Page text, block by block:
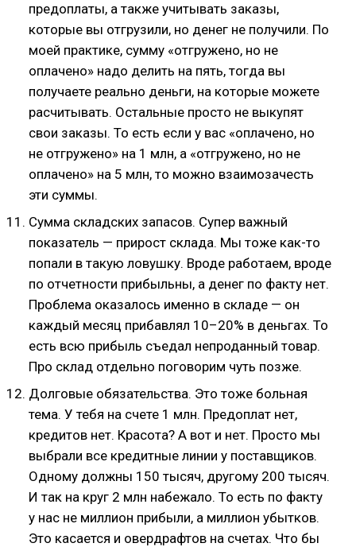
предоплаты, а также учитывать заказы,
которые вы отгрузили, но денег не получили. По
моей практике, сумму «отгружено, но не
оплачено» надо делить на пять, тогда вы
получаете реально деньги, на которые можете
расчитывать. Остальные просто не выкупят
свои заказы. То есть если у вас «оплачено, но
не отгружено» на 1 млн, а «отгружено, но не
оплачено» на 5 млн, то можно взаимозачесть
эти суммы.
Сумма складских запасов. Супер важный
показатель — прирост склада. Мы тоже как-то
попали в такую ловушку. Вроде работаем, вроде
по отчетности прибыльны, а денег по факту нет.
Проблема оказалось именно в складе — он
каждый месяц прибавлял 10–20% в деньгах. То
есть всю прибыль съедал непроданный товар.
Про склад отдельно поговорим чуть позже.
Долговые обязательства. Это тоже больная
тема. У тебя на счете 1 млн. Предоплат нет,
кредитов нет. Красота? А вот и нет. Просто мы
выбрали все кредитные линии у поставщиков.
Одному должны 150 тысяч, другому 200 тысяч.
И так на круг 2 млн набежало. То есть по факту
у нас не миллион прибыли, а миллион убытков.
Это касается и овердрафтов на счетах. Что бы